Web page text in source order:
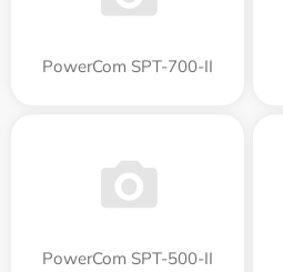
PowerCom SPT-700-II
PowerCom SPT-500-II